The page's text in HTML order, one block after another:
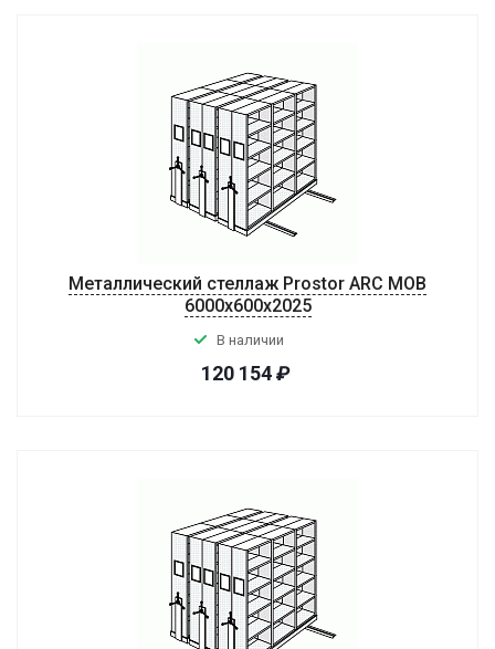
Металлический стеллаж Prostor ARC MOB
6000x600x2025
В наличии
120 154₽